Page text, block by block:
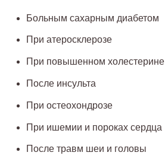
Больным сахарным диабетом
При атеросклерозе
При повышенном холестерине
После инсульта
При остеохондрозе
При ишемии и пороках сердца
После травм шеи и головы